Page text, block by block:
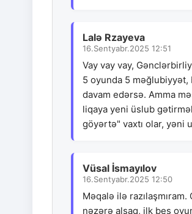
Lalə Rzayeva
16.Sentyabr.2025 12:51
Vay vay vay,
5 oyunda 5 məğlubiyyət,
davam edərsə. Amma
liqaya yeni üslub
göyərtə" vaxtı olar, yəni
Vüsal İsmayılov
16.Sentyabr.2025 12:50
Məqalə ilə
nəzərə alsaq, ilk beş